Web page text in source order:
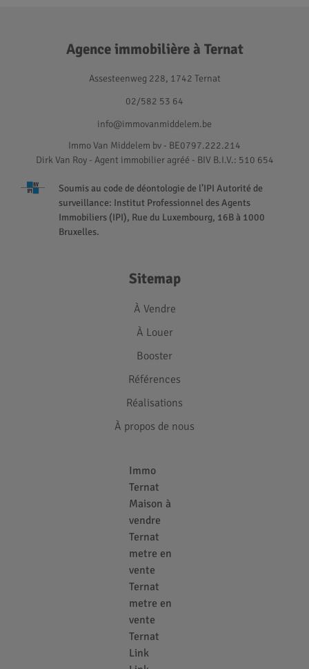
Agence immobilière à Ternat
Assesteenweg 228, 1742 Ternat
02/582 53 64
info@immovanmiddelem.be
Immo Van Middelem bv - BE0797.222.214
Dirk Van Roy - Agent immobilier agréé - BIV B.I.V.: 510 654
Soumis au code de déontologie de l’IPI Autorité de
surveillance: Institut Professionnel des Agents
Immobiliers (IPI), Rue du Luxembourg, 16B à 1000
Bruxelles.
Sitemap
À Vendre
À Louer
Booster
Références
Réalisations
À propos de nous
Immo
Ternat
Maison à
vendre
Ternat
metre en
vente
Ternat
metre en
vente
Ternat
Link